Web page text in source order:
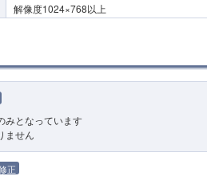
解像度1024×768以上
みとなっています
ません
正